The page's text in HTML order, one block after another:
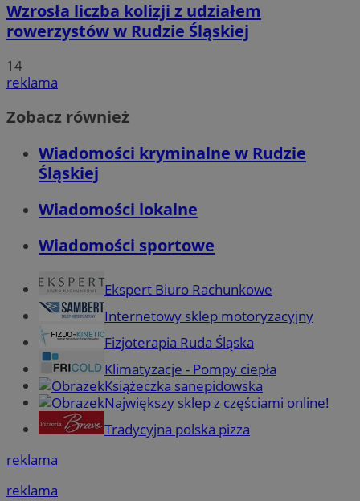
Wzrosła liczba kolizji z udziałem
rowerzystów w Rudzie Śląskiej
14
reklama
Zobacz również
Wiadomości kryminalne w Rudzie
Śląskiej
Wiadomości lokalne
Wiadomości sportowe
Ekspert Biuro Rachunkowe
Internetowy sklep motoryzacyjny
Fizjoterapia Ruda Śląska
Klimatyzacje - Pompy ciepła
Książeczka sanepidowska
Największy sklep z częściami online!
Tradycyjna polska pizza
reklama
reklama